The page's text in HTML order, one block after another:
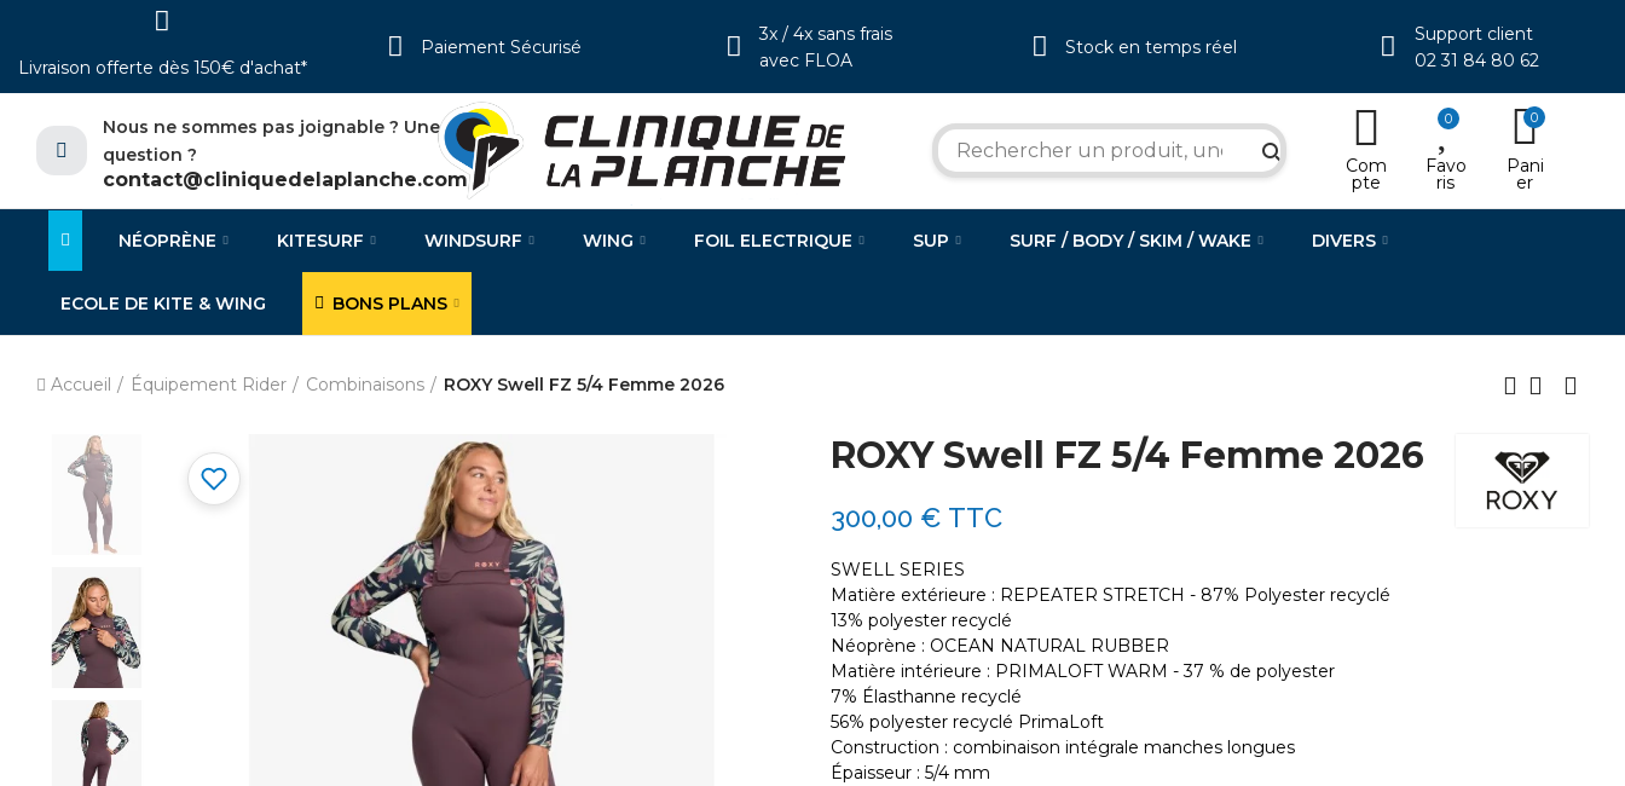
Livraison offerte dès 150€ d'achat*
Paiement Sécurisé
3x / 4x sans frais
avec FLOA
Stock en temps réel
Support client
02 31 84 80 62
Nous ne sommes pas joignable ? Une
question ?
contact@cliniquedelaplanche.com
search Com
pte
0
Favo
ris
0
Pani
er
NÉOPRÈNE KITESURF WINDSURF WING FOIL ELECTRIQUE SUP SURF / BODY / SKIM / WAKE DIVERS
ECOLE DE KITE & WING BONS PLANS
Accueil Équipement Rider Combinaisons ROXY Swell FZ 5/4 Femme 2026
ROXY Swell FZ 5/4 Femme 2026
300,00 € TTC
SWELL SERIES
Matière extérieure : REPEATER STRETCH - 87% Polyester recyclé
13% polyester recyclé
Néoprène : OCEAN NATURAL RUBBER
Matière intérieure : PRIMALOFT WARM - 37 % de polyester
7% Élasthanne recyclé
56% polyester recyclé PrimaLoft
Construction : combinaison intégrale manches longues
Épaisseur : 5/4 mm